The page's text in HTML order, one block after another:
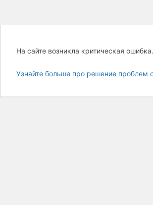
На сайте возникла критическая ошибка.
Узнайте больше про решение проблем